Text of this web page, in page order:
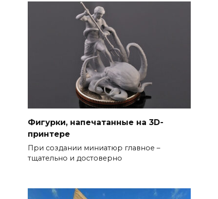
Фигурки, напечатанные на 3D-
принтере
При создании миниатюр главное –
тщательно и достоверно